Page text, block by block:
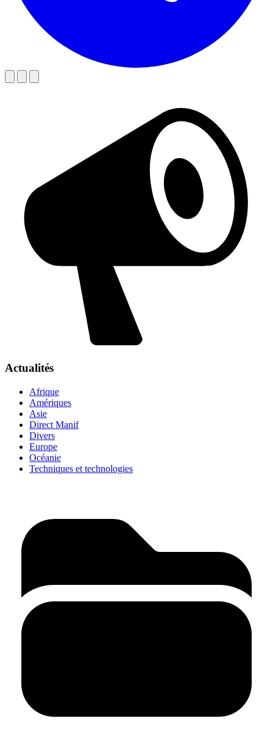
Actualités
Afrique
Amériques
Asie
Direct Manif
Divers
Europe
Océanie
Techniques et technologies